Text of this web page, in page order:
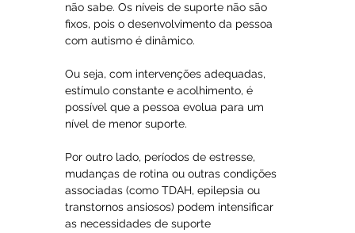
não sabe. Os níveis de suporte não são
fixos, pois o desenvolvimento da pessoa
com autismo é dinâmico.
Ou seja, com intervenções adequadas,
estímulo constante e acolhimento, é
possível que a pessoa evolua para um
nível de menor suporte.
Por outro lado, períodos de estresse,
mudanças de rotina ou outras condições
associadas (como TDAH, epilepsia ou
transtornos ansiosos) podem intensificar
as necessidades de suporte